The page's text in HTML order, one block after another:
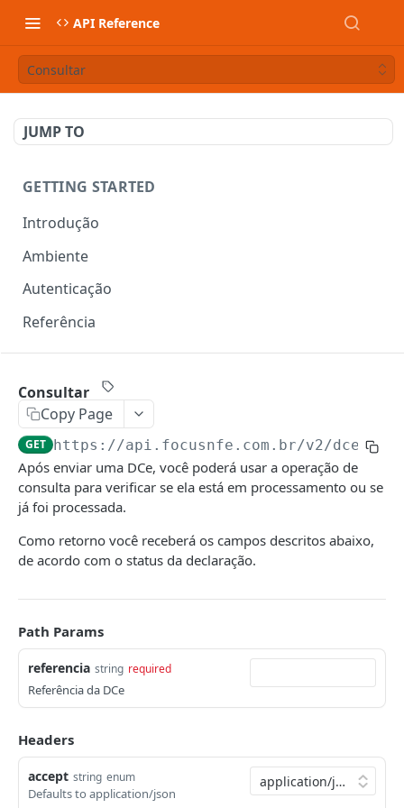
API Reference
Consultar
JUMP TO
GETTING STARTED
Introdução
Ambiente
Autenticação
Referência
CTe/CTeOs
Emitir CTe
Emitir CT-e OS
Emitir CT-e Simplificado
Consultar
Cancelar
Carta de correção POST
Solicitar reenvio de notificação
DCe
Emitir
Consultar
Cancelar DEL
Solicitar reenvio de notificação
Emitir
Consultar
Cancelar
Incluir um condutor
Incluir um DFe POST
Encerrar
NFCom
Emitir
Consultar
Cancelar
Solicitar reenvio de notificação POST
NFCe
Emitir
Consultar
Cancelar DEL
Enviar NFC-e por email
NFe
Emitir
Consultar GET
Cancelar
NFGás (Beta)
Emitir
POST
Consultar
NFSe
Emitir
Consultar
Copy Page
GET https://api.focusnfe.com.br/v2/dce/
Após enviar uma DCe, você poderá usar a operação de
consulta para verificar se ela está em processamento ou se
já foi processada.
Como retorno você receberá os campos descritos abaixo,
de acordo com o status da declaração.
Path Params
referencia string required
Referência da DCe
Headers
accept string enum
Defaults to application/json